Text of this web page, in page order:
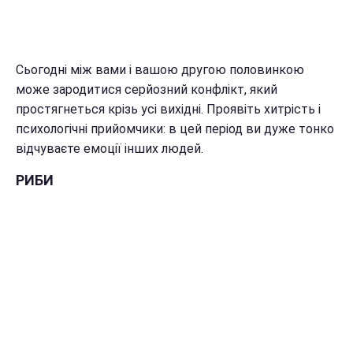
Сьогодні між вами і вашою другою половинкою
може зародитися серйозний конфлікт, який
простягнеться крізь усі вихідні. Проявіть хитрість і
психологічні прийомчики: в цей період ви дуже тонко
відчуваєте емоції інших людей.
РИБИ